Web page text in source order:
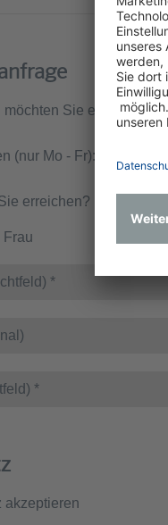
möchten Sie einen
(nur Mo - Fr):
erreichen?
Frau
akzeptieren